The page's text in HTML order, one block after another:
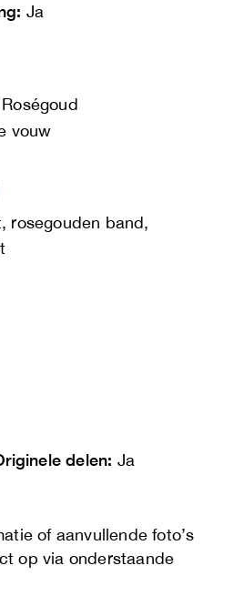
Ja
Roségoud
vouw
rosegouden band,
delen: Ja